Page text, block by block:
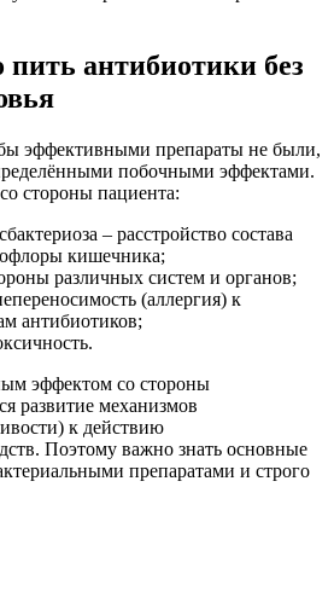
антибиотики без
эффективными препараты не были,
побочными эффектами.
стороны пациента:
– расстройство состава
кишечника;
различных систем и органов;
(аллергия) к
антибиотиков;
эффектом со стороны
развитие механизмов
к действию
Поэтому важно знать основные
препаратами и строго